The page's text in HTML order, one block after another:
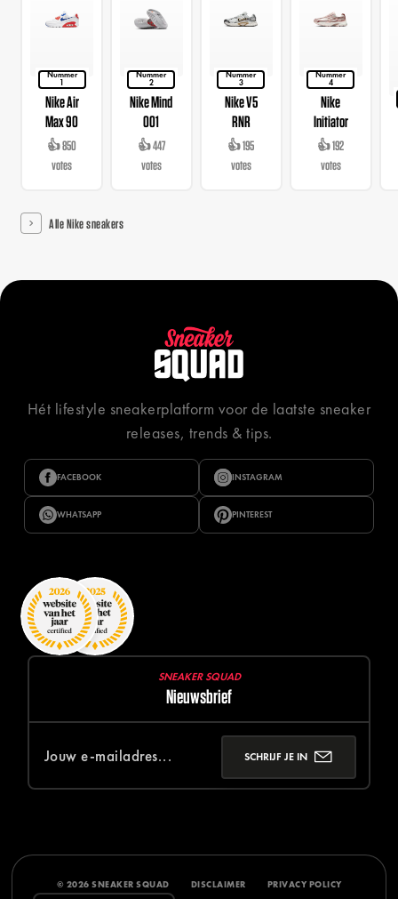
Nummer
1
Nike Air
Max 90
👍 850
votes
Nummer
2
Nike Mind
001
👍 447
votes
Nummer
3
Nike V5
RNR
👍 195
votes
Nummer
4
Nike
Initiator
👍 192
votes
Alle Nike sneakers
Hét lifestyle sneakerplatform voor de laatste sneaker
releases, trends & tips.
FACEBOOK INSTAGRAM
WHATSAPP PINTEREST
SNEAKER SQUAD
Nieuwsbrief
SCHRIJF JE IN
© 2026 SNEAKER SQUAD DISCLAIMER PRIVACY POLICY